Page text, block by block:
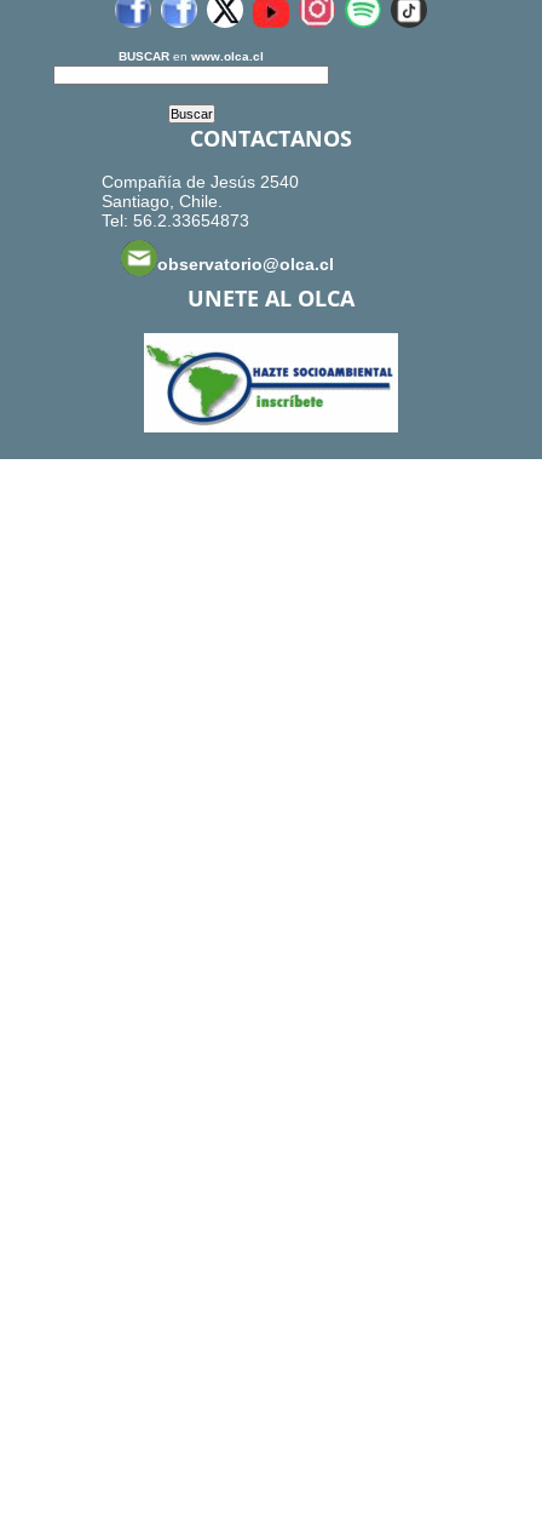
BUSCAR en www.olca.cl
CONTACTANOS
Compañía de Jesús 2540
Santiago, Chile.
Tel: 56.2.33654873
observatorio@olca.cl
UNETE AL OLCA